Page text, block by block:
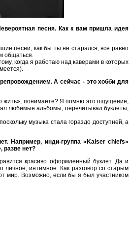
песня. Как к вам пришла идея
песни, как бы ты не старался, все равно
общаться.
когда я работаю над каверами в которых
А сейчас - это хобби для
жить», понимаете? Я помню это ощущение,
любимые альбомы, перечитывал буклеты,
музыка стала гораздо доступней, а
Например, инди-группа «Kaiser chiefs»
разве нет?
красиво оформленный буклет. Да и
личное, интимное. Как разговор со старым
мир. Возможно, если бы я был участником